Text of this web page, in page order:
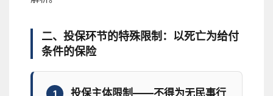
二、投保环节的特殊限制：以死亡为给付
条件的保险
1
投保主体限制——不得为无民事行